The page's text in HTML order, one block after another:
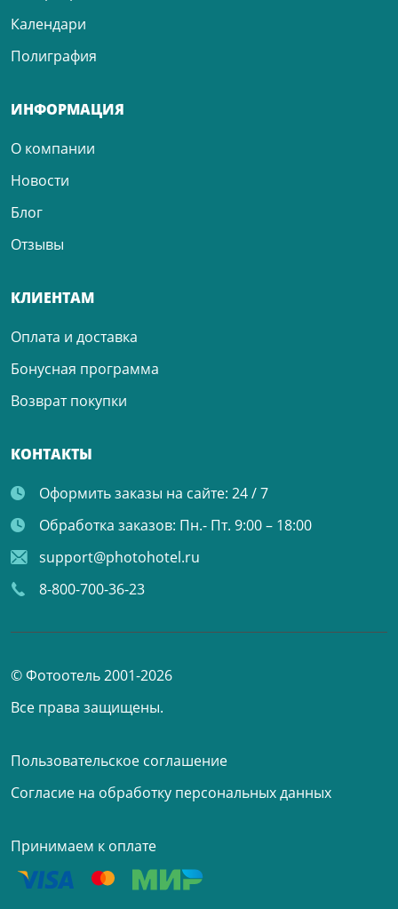
Календари
Полиграфия
ИНФОРМАЦИЯ
О компании
Новости
Блог
Отзывы
КЛИЕНТАМ
Оплата и доставка
Бонусная программа
Возврат покупки
КОНТАКТЫ
Оформить заказы на сайте: 24 / 7
Обработка заказов: Пн.- Пт. 9:00 – 18:00
support@photohotel.ru
8-800-700-36-23
© Фотоотель 2001-2026
Все права защищены.
Пользовательское соглашение
Согласие на обработку персональных данных
Принимаем к оплате